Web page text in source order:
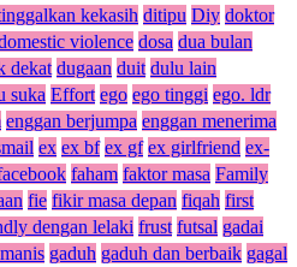
kekasih ditipu Diy doktor
violence dosa dua bulan
dekat dugaan duit dulu lain
suka Effort ego ego tinggi ego. ldr
enggan berjumpa enggan menerima
ex ex bf ex gf ex girlfriend ex-
faham faktor masa Family
fie fikir masa depan fiqah first
dengan lelaki frust futsal gadai
gaduh gaduh dan berbaik gagal